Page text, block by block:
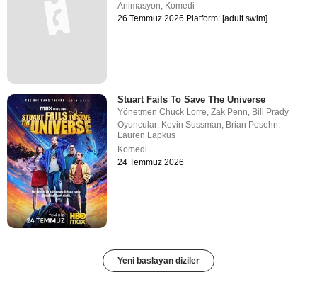
Animasyon, Komedi
26 Temmuz 2026 Platform: [adult swim]
Stuart Fails To Save The Universe
YönetmenChuck Lorre,Zak Penn, Bill Prady
Oyuncular: Kevin Sussman, Brian Posehn,
Lauren Lapkus
Komedi
24 Temmuz 2026
Yeni baslayan diziler